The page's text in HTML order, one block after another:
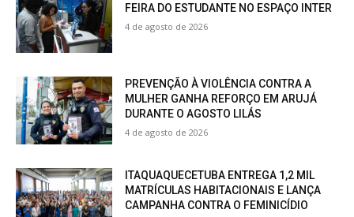
FEIRA DO ESTUDANTE NO ESPAÇO INTER
4 de agosto de 2026
PREVENÇÃO À VIOLÊNCIA CONTRA A
MULHER GANHA REFORÇO EM ARUJÁ
DURANTE O AGOSTO LILÁS
4 de agosto de 2026
ITAQUAQUECETUBA ENTREGA 1,2 MIL
MATRÍCULAS HABITACIONAIS E LANÇA
CAMPANHA CONTRA O FEMINICÍDIO